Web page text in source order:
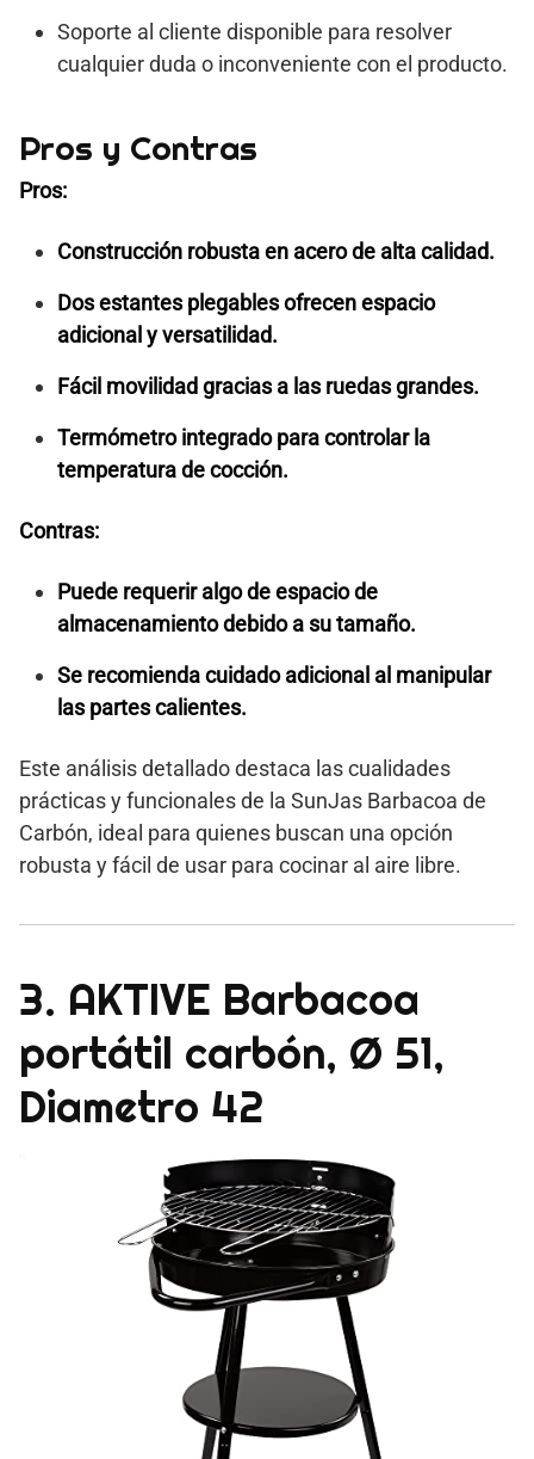
Soporte al cliente disponible para resolver
cualquier duda o inconveniente con el producto.
Pros y Contras
Pros:
Construcción robusta en acero de alta calidad.
Dos estantes plegables ofrecen espacio
adicional y versatilidad.
Fácil movilidad gracias a las ruedas grandes.
Termómetro integrado para controlar la
temperatura de cocción.
Contras:
Puede requerir algo de espacio de
almacenamiento debido a su tamaño.
Se recomienda cuidado adicional al manipular
las partes calientes.
Este análisis detallado destaca las cualidades
prácticas y funcionales de la SunJas Barbacoa de
Carbón, ideal para quienes buscan una opción
robusta y fácil de usar para cocinar al aire libre.
3. AKTIVE Barbacoa
portátil carbón, Ø 51,
Diametro 42